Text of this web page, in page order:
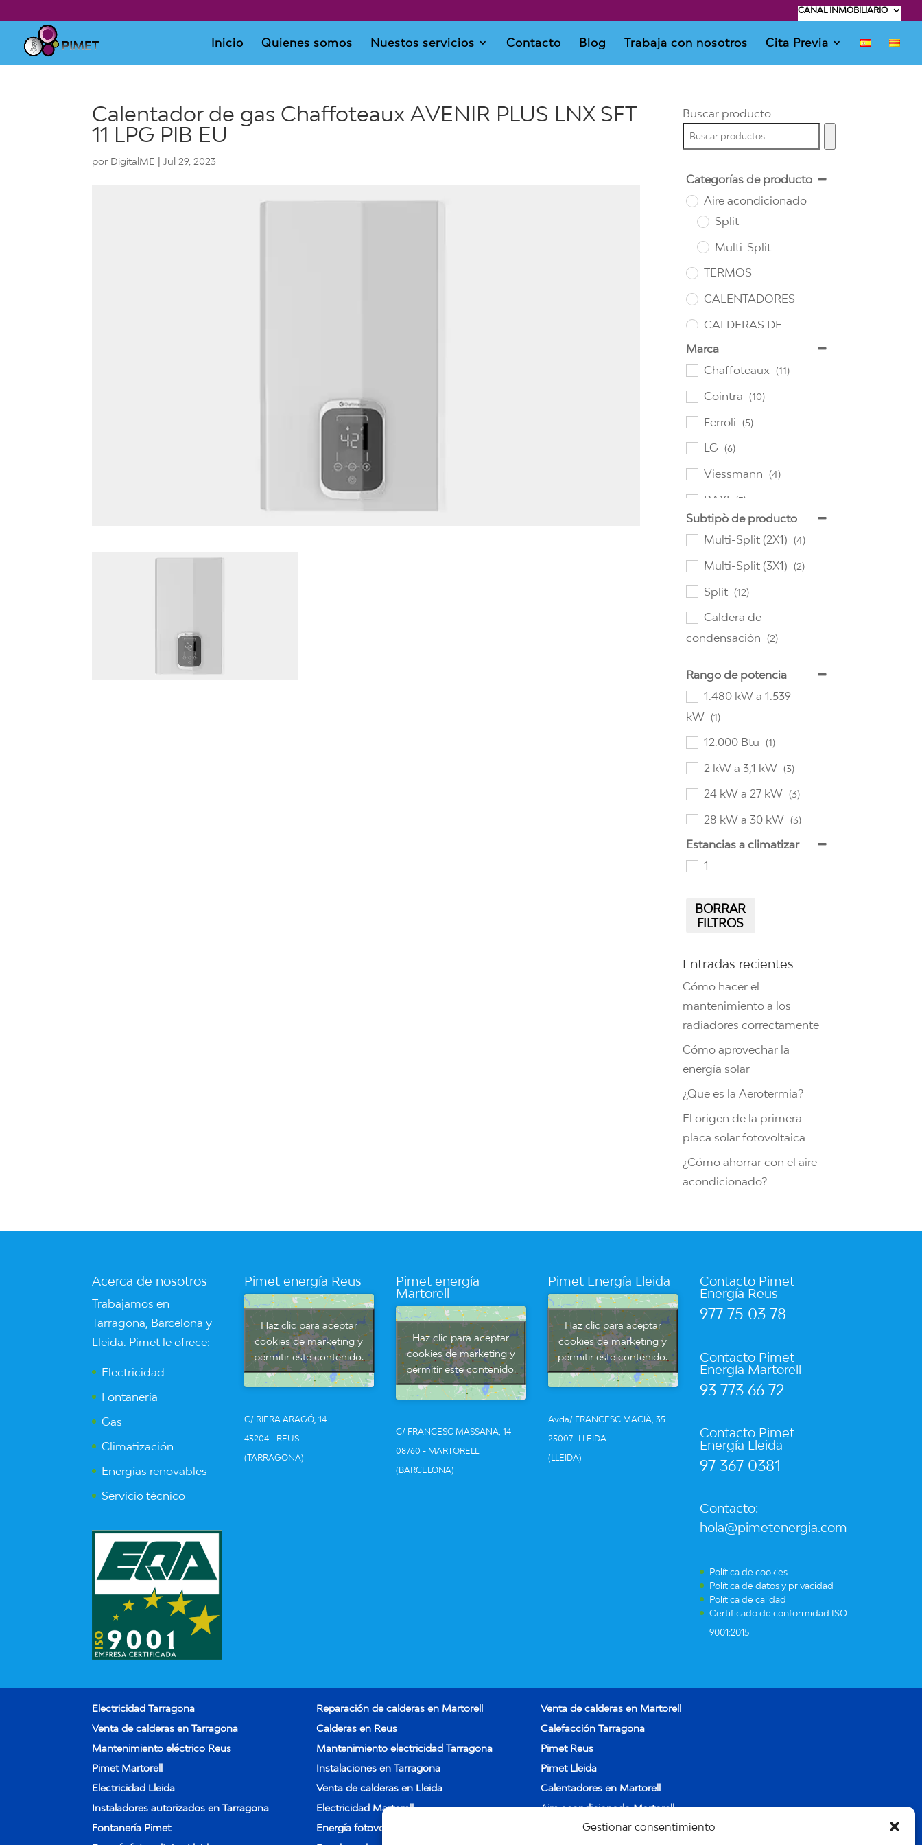
Gestionar consentimiento
CANAL INMOBILIARIO
Inicio Quienes somos Nuestos servicios Contacto Blog Trabaja con nosotros Cita Previa
Calentador de gas Chaffoteaux AVENIR PLUS LNX SFT
11 LPG PIB EU
por DigitalME |Jul 29, 2023
Buscar producto
Categorías de producto
Aire acondicionado
Split
Multi-Split
TERMOS
CALENTADORES
CALDERAS DE
CONDENSACIÓN
Marca
Chaffoteaux (11)
Cointra (10)
Ferroli (5)
LG (6)
Viessmann (4)
BAXI (3)
Comfee (7)
Subtipò de producto
Multi-Split (2X1) (4)
Multi-Split (3X1) (2)
Split (12)
Caldera de
condensación (2)
Rango de potencia
1.480 kW a 1.539
kW (1)
12.000 Btu (1)
2 kW a 3,1 kW (3)
24 kW a 27 kW (3)
28 kW a 30 kW (3)
31 kW a 35 kW (3)
977 kW
Estancias a climatizar
1
BORRAR
FILTROS
Entradas recientes
Cómo hacer el
mantenimiento a los
radiadores correctamente
Cómo aprovechar la
energía solar
¿Que es la Aerotermia?
El origen de la primera
placa solar fotovoltaica
¿Cómo ahorrar con el aire
acondicionado?
Acerca de nosotros
Trabajamos en
Tarragona, Barcelona y
Lleida. Pimet le ofrece:
Electricidad
Fontanería
Gas
Climatización
Energías renovables
Servicio técnico
Pimet energía Reus
Haz clic para aceptar
cookies de marketing y
permitir este contenido.
C/ RIERA ARAGÓ, 14
43204 - REUS
(TARRAGONA)
Pimet energía
Martorell
Haz clic para aceptar
cookies de marketing y
permitir este contenido.
C/ FRANCESC MASSANA, 14
08760 - MARTORELL
(BARCELONA)
Pimet Energía Lleida
Haz clic para aceptar
cookies de marketing y
permitir este contenido.
Avda/ FRANCESC MACIÀ, 35
25007- LLEIDA
(LLEIDA)
Contacto Pimet
Energía Reus
977 75 03 78
Contacto Pimet
Energía Martorell
93 773 66 72
Contacto Pimet
Energía Lleida
97 367 0381
Contacto:
hola@pimetenergia.com
Política de cookies
Política de datos y privacidad
Política de calidad
Certificado de conformidad ISO
9001:2015
Electricidad Tarragona Reparación de calderas en Martorell
Venta de calderas en Martorell
Venta de calderas en Tarragona
Calderas en Reus
Calefacción Tarragona
Mantenimiento eléctrico Reus
Mantenimiento electricidad Tarragona
Pimet Reus
Pimet Martorell
Instalaciones en Tarragona
Pimet Lleida
Electricidad Lleida
Venta de calderas en Lleida
Calentadores en Martorell
Instaladores autorizados en Tarragona
Electricidad Martorell
Aire acondicionado Martorell
Fontanería Pimet
Energía fotovoltaica Tarragona
Energía fotovoltaica Martorell